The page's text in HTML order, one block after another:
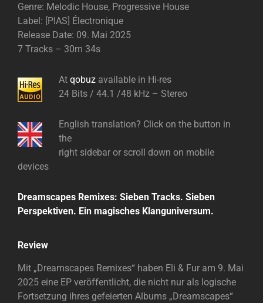
Genre: Melodic House, Progressive House
Label: [PIAS] Électronique
Release Date: 09. Mai 2025
7 Tracks – 30m 34s
At qobuz available in Hi-res
24 Bits / 44.1 /48 kHz – Stereo
English translation? Click on the button in
the
right sidebar or scroll down on mobile
devices
Dreamscapes Remixes: Sieben Tracks. Sieben
Perspektiven. Ein magisches Klanguniversum.
Review
Mit „Dreamscapes Remixes“ haben Eli & Fur am 9. Mai
2025 eine EP veröffentlicht, die nicht nur als logische
Fortsetzung ihres gefeierten Albums „Dreamscapes“